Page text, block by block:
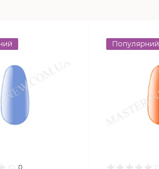
0
Популярний